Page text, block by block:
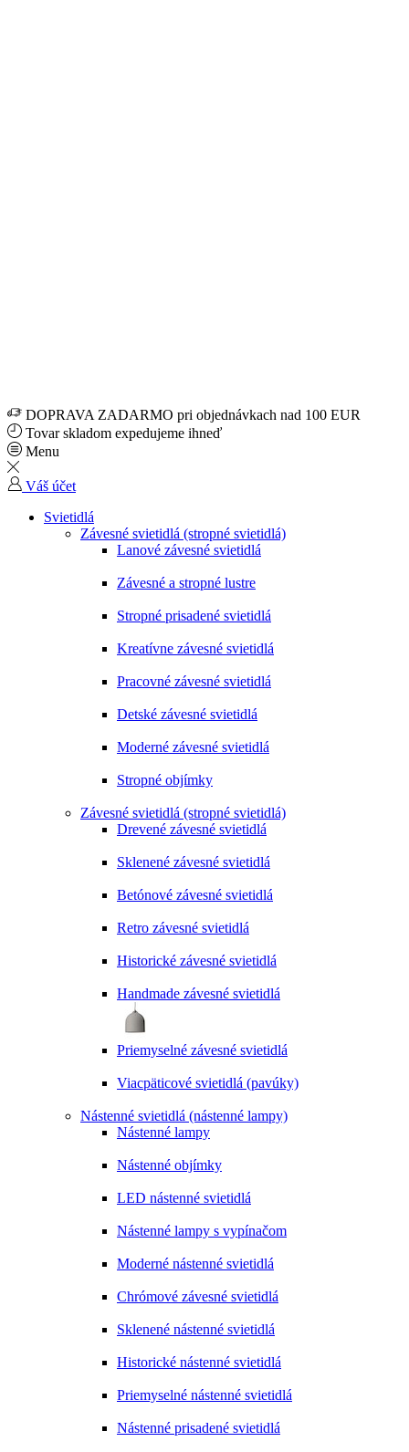
DOPRAVA ZADARMO pri objednávkach nad 100 EUR
Tovar skladom expedujeme ihneď
Menu
Váš účet
Svietidlá
Závesné svietidlá (stropné svietidlá)
Lanové závesné svietidlá
Závesné a stropné lustre
Stropné prisadené svietidlá
Kreatívne závesné svietidlá
Pracovné závesné svietidlá
Detské závesné svietidlá
Moderné závesné svietidlá
Stropné objímky
Závesné svietidlá (stropné svietidlá)
Drevené závesné svietidlá
Sklenené závesné svietidlá
Betónové závesné svietidlá
Retro závesné svietidlá
Historické závesné svietidlá
Handmade závesné svietidlá
Priemyselné závesné svietidlá
Viacpäticové svietidlá (pavúky)
Nástenné svietidlá (nástenné lampy)
Nástenné lampy
Nástenné objímky
LED nástenné svietidlá
Nástenné lampy s vypínačom
Moderné nástenné svietidlá
Chrómové závesné svietidlá
Sklenené nástenné svietidlá
Historické nástenné svietidlá
Priemyselné nástenné svietidlá
Nástenné prisadené svietidlá